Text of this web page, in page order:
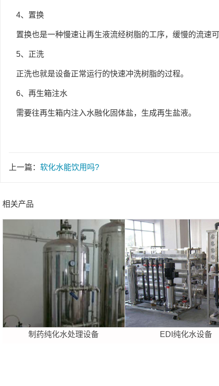
4、置换
置换也是一种慢速让再生液流经树脂的工序，缓慢的流速
5、正洗
正洗也就是设备正常运行的快速冲洗树脂的过程。
6、再生箱注水
需要往再生箱内注入水融化固体盐，生成再生盐液。
上一篇： 软化水能饮用吗?
相关产品
制药纯化水处理设备 EDI纯化水设备